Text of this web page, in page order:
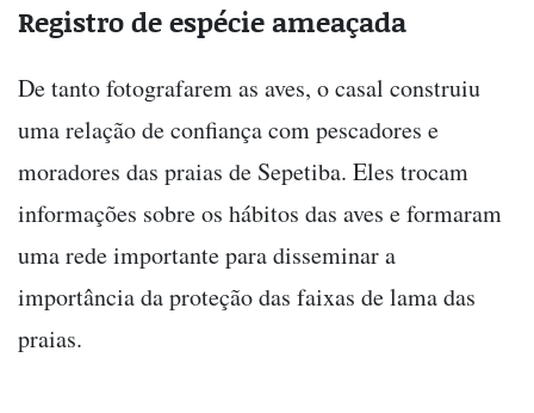
Registro de espécie ameaçada
De tanto fotografarem as aves, o casal construiu
uma relação de confiança com pescadores e
moradores das praias de Sepetiba. Eles trocam
informações sobre os hábitos das aves e formaram
uma rede importante para disseminar a
importância da proteção das faixas de lama das
praias.